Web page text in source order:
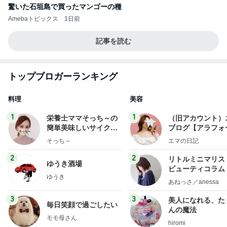
驚いた石垣島で買ったマンゴーの種
Amebaトピックス 1日前
記事を読む
トップブロガーランキング
料理
1
栄養士ママそっち～の
簡単美味しいサイクル
献立
そっち～
2
ゆうき酒場
ゆうき
3
毎日笑顔で過ごしたい
モモ母さん
美容
1
（旧アカウント
ブログ【アラフォ
社売却セカンドラ
エマの日記
2
リトルミニマリス
ビューティコラ
little
uty colum
あねっさ／anessa
3
美人になれる、た
んの魔法
hiromi